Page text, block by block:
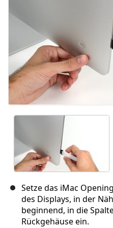
Setze das iMac
des Displays, in der
beginnend, in die
Rückgehäuse ein.